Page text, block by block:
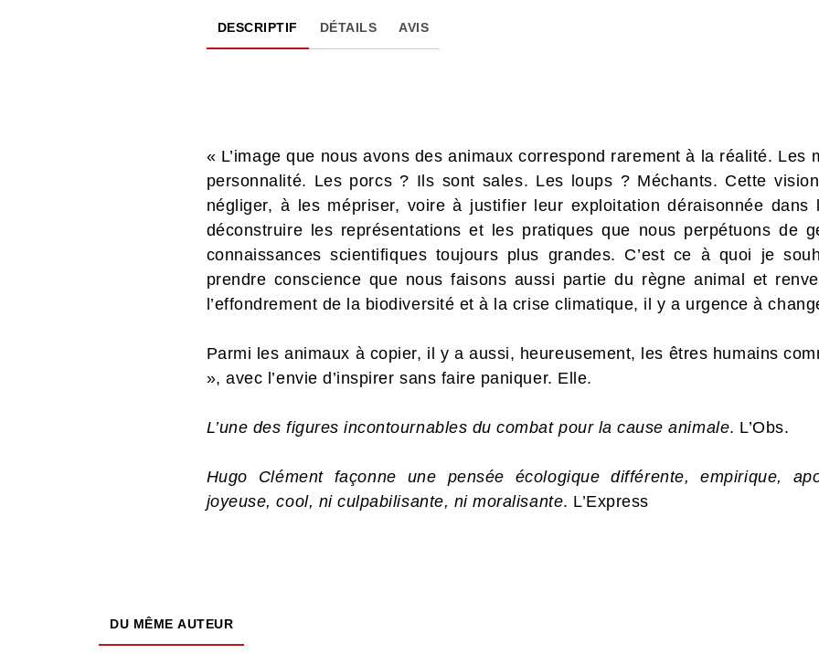
DESCRIPTIF DÉTAILS AVIS
« L’image que nous avons des animaux correspond rarement à la réalité. Les
personnalité. Les porcs ? Ils sont sales. Les loups ? Méchants. Cette
négliger, à les mépriser, voire à justifier leur exploitation déraisonnée
déconstruire les représentations et les pratiques que nous perpétuons de
connaissances scientifiques toujours plus grandes. C’est ce à quoi je
prendre conscience que nous faisons aussi partie du règne animal et
l’effondrement de la biodiversité et à la crise climatique, il y a urgence à
Parmi les animaux à copier, il y a aussi, heureusement, les êtres humains
», avec l’envie d’inspirer sans faire paniquer. Elle.
L’une des figures incontournables du combat pour la cause animale. L’Obs.
Hugo Clément façonne une pensée écologique différente, empirique,
joyeuse, cool, ni culpabilisante, ni moralisante. L’Express
DU MÊME AUTEUR